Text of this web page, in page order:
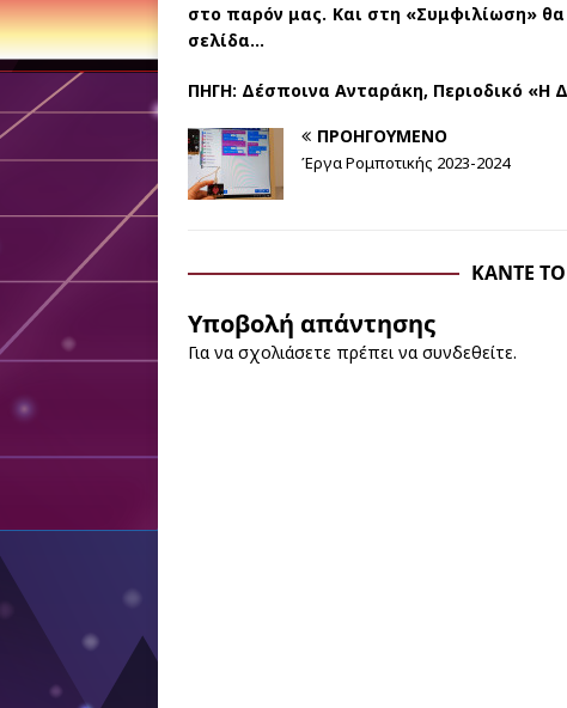
στο παρόν μας. Και στη «Συμφιλίωση»
σελίδα…
ΠΗΓΗ: Δέσποινα Ανταράκη, Περιοδικό «Η
ΠΡΟΗΓΟΎΜΕΝΟ
Έργα Ρομποτικής 2023-2024
ΚΆΝΤΕ
Υποβολή απάντησης
Για να σχολιάσετε πρέπει να συνδεθείτε.